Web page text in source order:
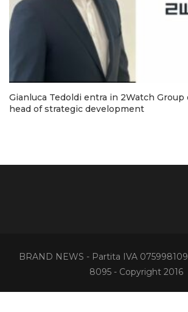
Gianluca Tedoldi entra in 2Watch Group
head of strategic development
BRAND NEWS - Partita IVA
8095 - Copyright 2016